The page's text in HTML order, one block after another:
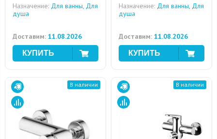
Назначение: Для ванны, Для
душа
Доставим: 11.08.2026
Назначение: Для ванны, Для
душа
Доставим: 11.08.2026
В наличии В наличии